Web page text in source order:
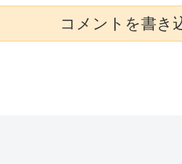
コメントを書き